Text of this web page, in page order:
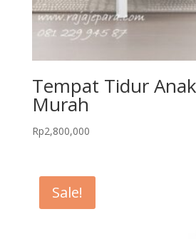
Tempat Tidur
Murah
Rp2,800,000
Sale!